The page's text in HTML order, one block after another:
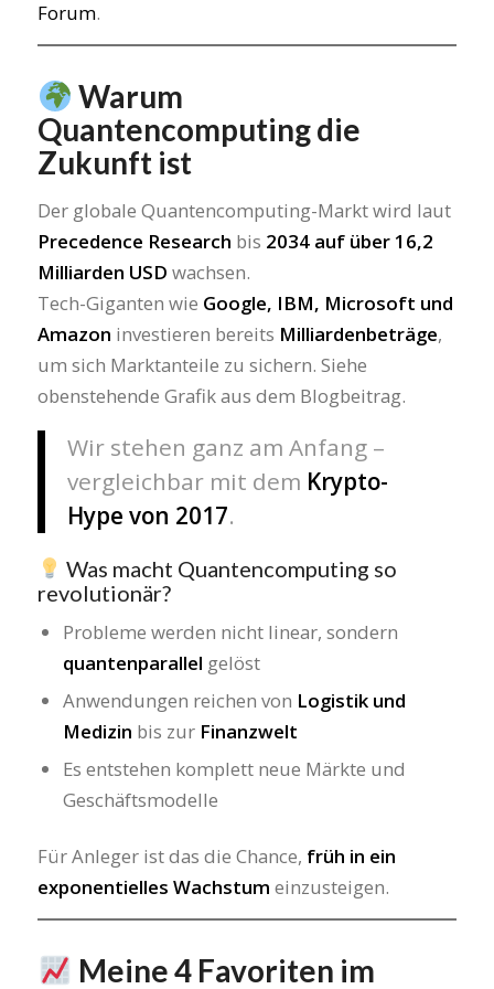
Forum.
Warum
Quantencomputing die
Zukunft ist
Der globale Quantencomputing-Markt wird laut
Precedence Research bis 2034 auf über 16,2
Milliarden USD wachsen.
Tech-Giganten wie Google, IBM, Microsoft und
Amazon investieren bereits Milliardenbeträge,
um sich Marktanteile zu sichern. Siehe
obenstehende Grafik aus dem Blogbeitrag.
Wir stehen ganz am Anfang –
vergleichbar mit dem Krypto-
Hype von 2017.
Was macht Quantencomputing so
revolutionär?
Probleme werden nicht linear, sondern
quantenparallel gelöst
Anwendungen reichen von Logistik und
Medizin bis zur Finanzwelt
Es entstehen komplett neue Märkte und
Geschäftsmodelle
Für Anleger ist das die Chance, früh in ein
exponentielles Wachstum einzusteigen.
Meine 4 Favoriten im